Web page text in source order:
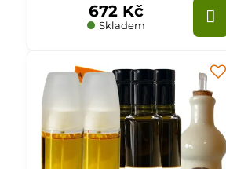
Skladem
672 Kč